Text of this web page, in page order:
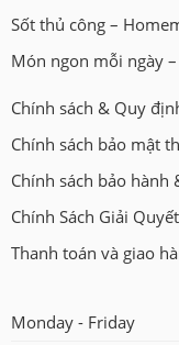
Sốt thủ công –
Món ngon mỗi ngày –
Chính sách & Quy
Chính sách bảo mật
Chính sách bảo hành
Chính Sách Giải
Thanh toán và giao
Monday - Friday